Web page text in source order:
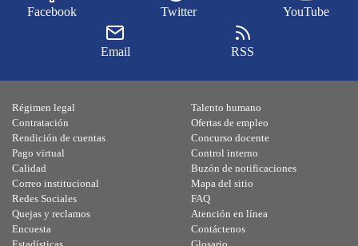
Facebook Twitter YouTube
Email RSS
Régimen legal
Contratación
Rendición de cuentas
Pago virtual
Calidad
Talento humano
Ofertas de empleo
Concurso docente
Control interno
Buzón de notificaciones
Correo institucional
Redes Sociales
Quejas y reclamos
Encuesta
Mapa del sitio
FAQ
Atención en línea
Contáctenos